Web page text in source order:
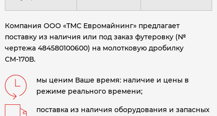
Компания ООО «ТМС Евромайнинг» предлагает
поставку из наличия или под заказ футеровку (№
чертежа 484580100600) на молотковую дробилку
СМ-170В.
мы ценим Ваше время: наличие и цены в
режиме реального времени;
поставка из наличия оборудования и запасных